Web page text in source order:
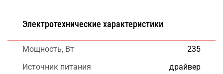
Электротехнические характеристики
Мощность, Вт
235
Источник питания
драйвер